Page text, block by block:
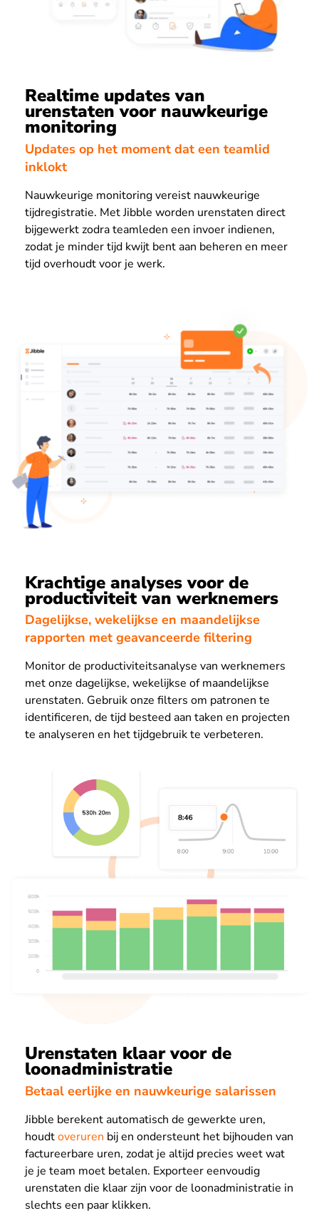
Realtime updates van
urenstaten voor nauwkeurige
monitoring
Updates op het moment dat een teamlid
inklokt
Nauwkeurige monitoring vereist nauwkeurige
tijdregistratie. Met Jibble worden urenstaten direct
bijgewerkt zodra teamleden een invoer indienen,
zodat je minder tijd kwijt bent aan beheren en meer
tijd overhoudt voor je werk.
Krachtige analyses voor de
productiviteit van werknemers
Dagelijkse, wekelijkse en maandelijkse
rapporten met geavanceerde filtering
Monitor de productiviteitsanalyse van werknemers
met onze dagelijkse, wekelijkse of maandelijkse
urenstaten. Gebruik onze filters om patronen te
identificeren, de tijd besteed aan taken en projecten
te analyseren en het tijdgebruik te verbeteren.
Urenstaten klaar voor de
loonadministratie
Betaal eerlijke en nauwkeurige salarissen
Jibble berekent automatisch de gewerkte uren,
houdtoveruren bij en ondersteunt het bijhouden van
factureerbare uren, zodat je altijd precies weet wat
je je team moet betalen. Exporteer eenvoudig
urenstaten die klaar zijn voor de loonadministratie in
slechts een paar klikken.